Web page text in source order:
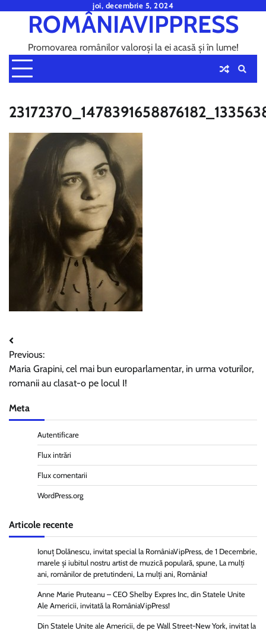
content
joi, decembrie 5, 2024
ROMÂNIAVIPPRESS
Promovarea românilor valoroși la ei acasă și în lume!
Navigare
în
articole
Previous:
Maria Grapini, cel mai bun europarlamentar, in urma voturilor,
romanii au clasat-o pe locul I!
Meta
Autentificare
Flux intrări
Flux comentarii
WordPress.org
Articole recente
Ionuț Dolănescu, invitat special la RomâniaVipPress, de 1 Decembrie,
marele și iubitul nostru artist de muzică populară, spune, La mulți
ani, românilor de pretutindeni, La mulți ani, România!
Anne Marie Pruteanu – CEO Shelby Expres Inc, din Statele Unite
Ale Americii, invitată la RomâniaVipPress!
Din Statele Unite ale Americii, de pe Wall Street-New York, invitat la